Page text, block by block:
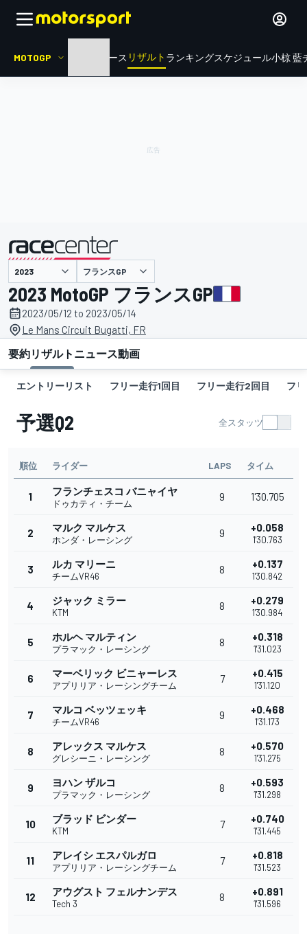
MOTOGP ニュース リザルト ランキングスケジュール小椋 藍
主催 フランスGP
2023 MotoGP フランスGP
2023/05/12 to 2023/05/14
Le Mans Circuit Bugatti, FR
要約リザルト ニュース動画
エントリーリスト フリー走行1回目 フリー走行2回目 フ
予選Q2 全スタッツ
順位 ライダー LAPS タイム
1 フランチェスコ バニャイヤ
ドゥカティ・チーム
9 1'30.705
2 マルク マルケス
ホンダ・レーシング
9 +0.058
1'30.763
3 ルカ マリーニ
チームVR46
8 +0.137
1'30.842
4 ジャック ミラー
KTM
8 +0.279
1'30.984
5 ホルヘ マルティン
プラマック・レーシング
8 +0.318
1'31.023
6 マーベリック ビニャーレス
アプリリア・レーシングチーム
7 +0.415
1'31.120
7 マルコ ベッツェッキ
チームVR46
9 +0.468
1'31.173
8 アレックス マルケス
グレシーニ・レーシング
8 +0.570
1'31.275
9 ヨハン ザルコ
プラマック・レーシング
8 +0.593
1'31.298
10 ブラッド ビンダー
KTM
7 +0.740
1'31.445
11 アレイシ エスパルガロ
アプリリア・レーシングチーム
7 +0.818
1'31.523
12 アウグスト フェルナンデス
Tech 3
8 +0.891
1'31.596